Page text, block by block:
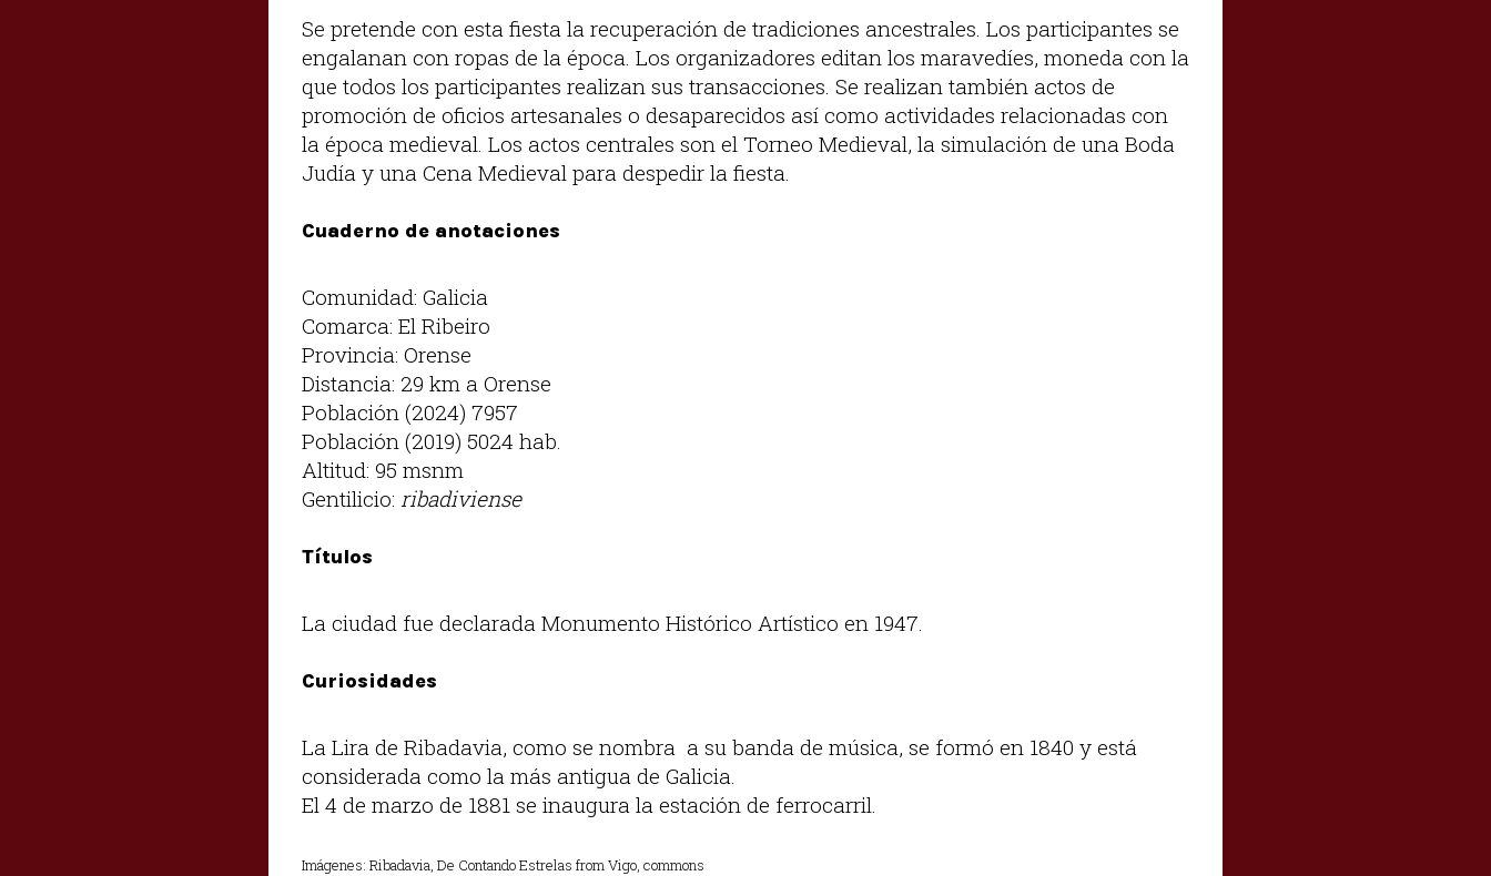
Se pretende con esta fiesta la recuperación de tradiciones ancestrales. Los participantes se
engalanan con ropas de la época. Los organizadores editan los maravedíes, moneda con la
que todos los participantes realizan sus transacciones. Se realizan también actos de
promoción de oficios artesanales o desaparecidos así como actividades relacionadas con
la época medieval. Los actos centrales son el Torneo Medieval, la simulación de una Boda
Judía y una Cena Medieval para despedir la fiesta.
Cuaderno de anotaciones
Comunidad: Galicia
Comarca: El Ribeiro
Provincia: Orense
Distancia: 29 km a Orense
Población (2024) 7957
Población (2019) 5024 hab.
Altitud: 95 msnm
Gentilicio: ribadiviense
Títulos
La ciudad fue declarada Monumento Histórico Artístico en 1947.
Curiosidades
La Lira de Ribadavia, como se nombra a su banda de música, se formó en 1840 y está
considerada como la más antigua de Galicia.
El 4 de marzo de 1881 se inaugura la estación de ferrocarril.
Imágenes: Ribadavia, De Contando Estrelas from Vigo, commons